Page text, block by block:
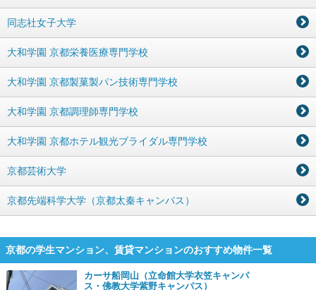
同志社女子大学
大和学園 京都栄養医療専門学校
大和学園 京都製菓製パン技術専門学校
大和学園 京都調理師専門学校
大和学園 京都ホテル観光ブライダル専門学校
京都芸術大学
京都先端科学大学（京都太秦キャンパス）
京都の学生マンション、賃貸マンションのおすすめ物件一覧
カーサ船岡山（立命館大学衣笠キャンパ
ス・佛教大学紫野キャンパス）